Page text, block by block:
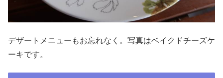
デザートメニューもお忘れなく。写真はベイクドチーズケ
ーキです。